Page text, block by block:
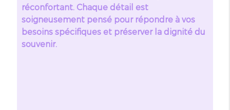
réconfortant. Chaque détail est
soigneusement pensé pour répondre à vos
besoins spécifiques et préserver la dignité du
souvenir.